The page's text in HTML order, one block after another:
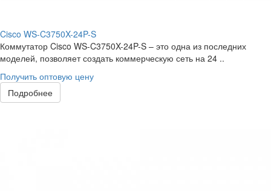
Cisco WS-C3750X-24P-S
Коммутатор Cisco WS-C3750X-24P-S – это одна из последних
моделей, позволяет создать коммерческую сеть на 24 ..
Получить оптовую цену
Подробнее